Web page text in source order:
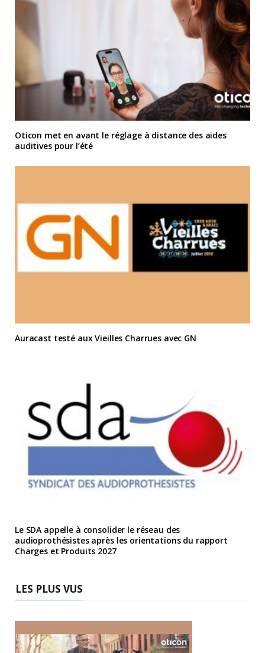
Oticon met en avant le réglage à distance des aides
auditives pour l’été
Auracast testé aux Vieilles Charrues avec GN
Le SDA appelle à consolider le réseau des
audioprothésistes après les orientations du rapport
Charges et Produits 2027
LES PLUS VUS